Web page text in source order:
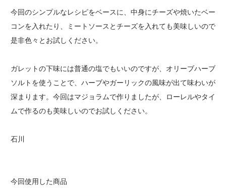
今回のシンプルなレシピをベースに、中身にチーズや焼いたベー
コンを入れたり、ミートソースとチーズを入れても美味しいので
是非色々とお試しください。
ガレットの下味には普通の塩でもいいのですが、オリーブハーブ
ソルトを使うことで、ハーブやガーリックの風味が出て味わいが
深まります。今回はマジョラムで作りましたが、ローレルやタイ
ムで作るのも美味しいのでお試しください。
石川
今回使用した商品